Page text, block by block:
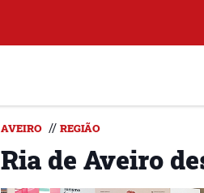
AVEIRO // REGIÃO
Ria de Aveiro